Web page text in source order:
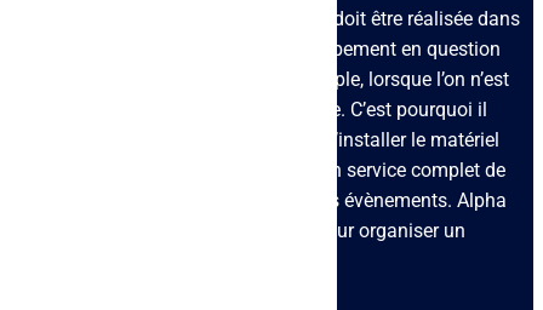
doit être réalisée dans
les règles de l’art si l’on veut que l’équipement en question
fonctionne. Et il n’est pas toujours simple, lorsque l’on n’est
pas du métier, de savoir comment faire. C’est pourquoi il
existe des professionnels en mesure d’installer le matériel
audiovisuel. Ainsi, vous bénéficiez d’un service complet de
location et de mise en service pour vos évènements. Alpha
Audio dispose de tout le nécessaire pour organiser un